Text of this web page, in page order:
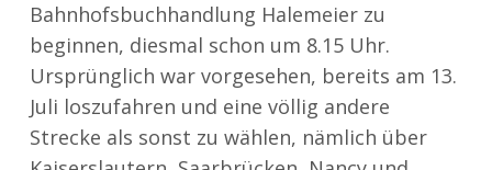
Bahnhofsbuchhandlung Halemeier zu
beginnen, diesmal schon um 8.15 Uhr.
Ursprünglich war vorgesehen, bereits am 13.
Juli loszufahren und eine völlig andere
Strecke als sonst zu wählen, nämlich über